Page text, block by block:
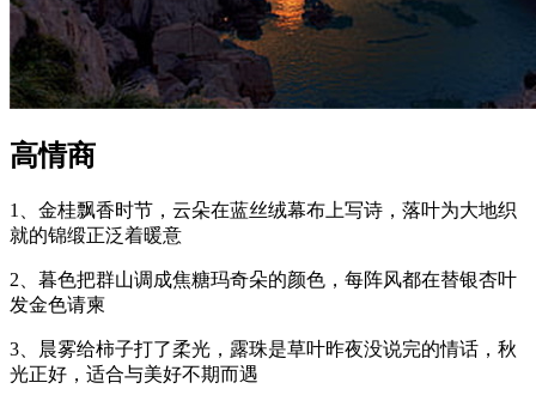
高情商
1、金桂飘香时节，云朵在蓝丝绒幕布上写诗，落叶为大地织
就的锦缎正泛着暖意
2、暮色把群山调成焦糖玛奇朵的颜色，每阵风都在替银杏叶
发金色请柬
3、晨雾给柿子打了柔光，露珠是草叶昨夜没说完的情话，秋
光正好，适合与美好不期而遇